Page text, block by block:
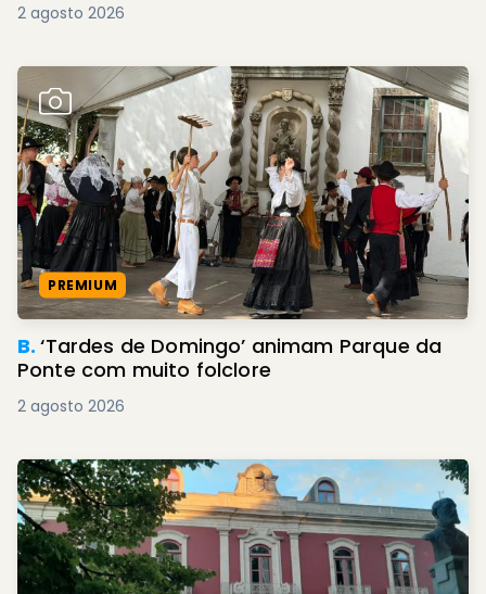
2 agosto 2026
PREMIUM
B.‘Tardes de Domingo’ animam Parque da
Ponte com muito folclore
2 agosto 2026